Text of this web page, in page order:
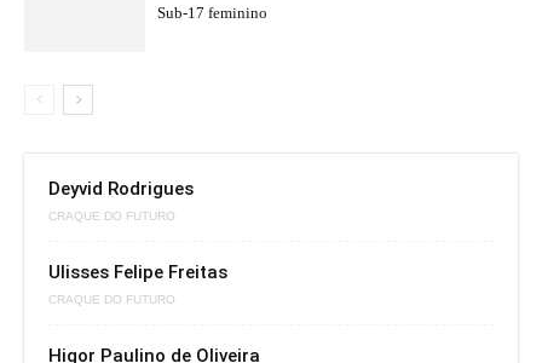
Sub-17 feminino
Deyvid Rodrigues
CRAQUE DO FUTURO
Ulisses Felipe Freitas
CRAQUE DO FUTURO
Higor Paulino de Oliveira